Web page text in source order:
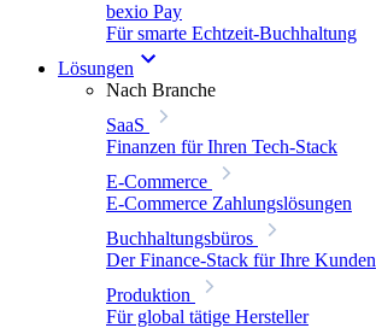
bexio Pay
Für smarte Echtzeit-Buchhaltung
Lösungen
Nach Branche
SaaS
Finanzen für Ihren Tech-Stack
E-Commerce
E-Commerce Zahlungslösungen
Buchhaltungsbüros
Der Finance-Stack für Ihre Kunden
Produktion
Für global tätige Hersteller